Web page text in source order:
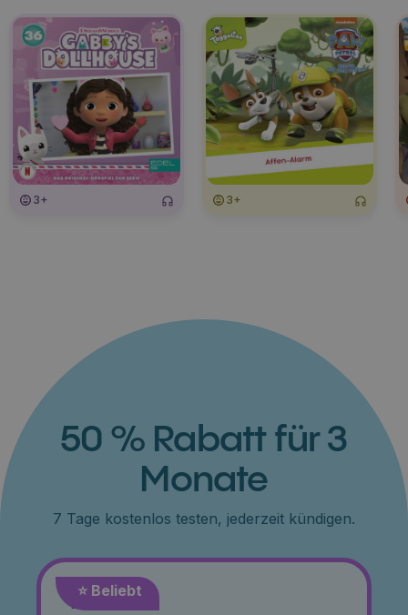
3+ 3+
50 % Rabatt für 3
Monate
7 Tage kostenlos testen, jederzeit kündigen.
⭐️ Beliebt
Monat